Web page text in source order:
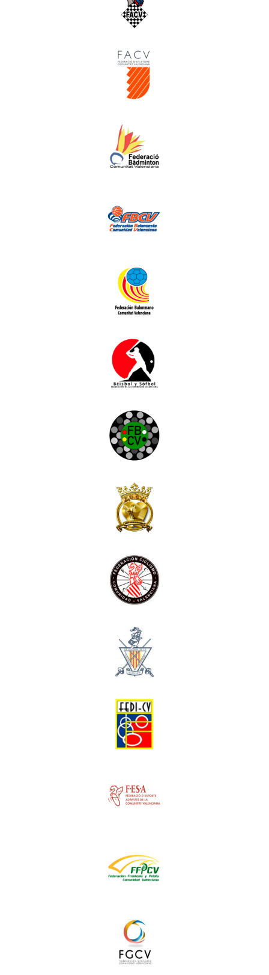
Atletisme
Bàdminton
Bàsquet
Handbol
Beisbol
Billar
Boxa
Ciclisme
Esgrima
Esports per a persones amb discapacitat intel·lectual
Esports adaptats
Frontenis
Gimnàstica